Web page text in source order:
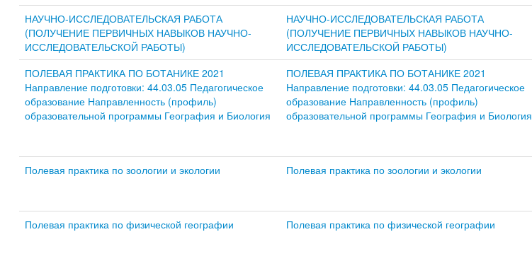
НАУЧНО-ИССЛЕДОВАТЕЛЬСКАЯ РАБОТА
(ПОЛУЧЕНИЕ ПЕРВИЧНЫХ НАВЫКОВ НАУЧНО-
ИССЛЕДОВАТЕЛЬСКОЙ РАБОТЫ)
НАУЧНО-ИССЛЕДОВАТЕЛЬСКАЯ РАБОТА
(ПОЛУЧЕНИЕ ПЕРВИЧНЫХ НАВЫКОВ НАУЧНО-
ИССЛЕДОВАТЕЛЬСКОЙ РАБОТЫ)
ПОЛЕВАЯ ПРАКТИКА ПО БОТАНИКЕ 2021
Направление подготовки: 44.03.05 Педагогическое
образование Направленность (профиль)
образовательной программы География и Биология
ПОЛЕВАЯ ПРАКТИКА ПО БОТАНИКЕ 2021
Направление подготовки: 44.03.05 Педагогическое
образование Направленность (профиль)
образовательной программы География и Биология
Полевая практика по зоологии и экологии Полевая практика по зоологии и экологии
Полевая практика по физической географии Полевая практика по физической географии